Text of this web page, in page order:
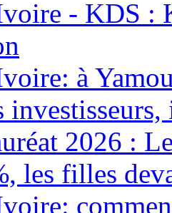
- KDS :
à
2026 :
les filles